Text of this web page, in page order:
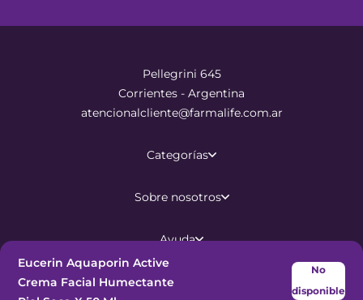
Eucerin Aquaporin Active
Crema Facial Humectante
No
disponible
Pellegrini 645
Corrientes - Argentina
atencionalcliente@farmalife.com.ar
Categorías
Sobre nosotros
Ayuda